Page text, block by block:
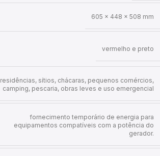
605 x 448 x 508 mm
vermelho e preto
residências, sítios, chácaras, pequenos comércios,
camping, pescaria, obras leves e uso emergencial
fornecimento temporário de energia para
equipamentos compatíveis com a potência do
gerador.